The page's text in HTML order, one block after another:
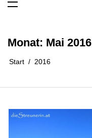
Monat: Mai 2016
Start 2016